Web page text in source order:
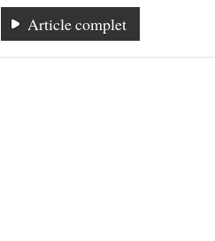
Article complet